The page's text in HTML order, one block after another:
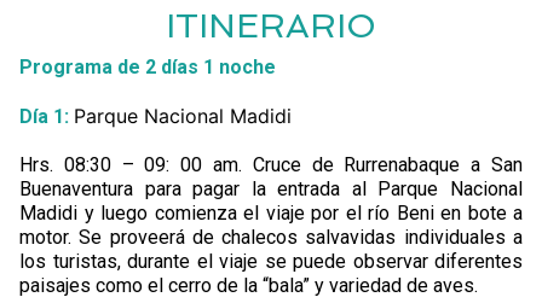
ITINERARIO
Programa de 2 días 1 noche
Día 1: Parque Nacional Madidi
Hrs. 08:30 – 09: 00 am. Cruce de Rurrenabaque a San
Buenaventura para pagar la entrada al Parque Nacional
Madidi y luego comienza el viaje por el río Beni en bote a
motor. Se proveerá de chalecos salvavidas individuales a
los turistas, durante el viaje se puede observar diferentes
paisajes como el cerro de la “bala” y variedad de aves.